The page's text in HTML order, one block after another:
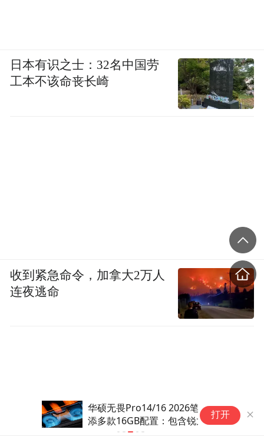
华硕无畏Pro14/16 2026笔记本
添多款16GB配置：包含锐龙/酷
打开
日本有识之士：32名中国劳
工本不该命丧长崎
收到紧急命令，加拿大2万人
连夜逃命